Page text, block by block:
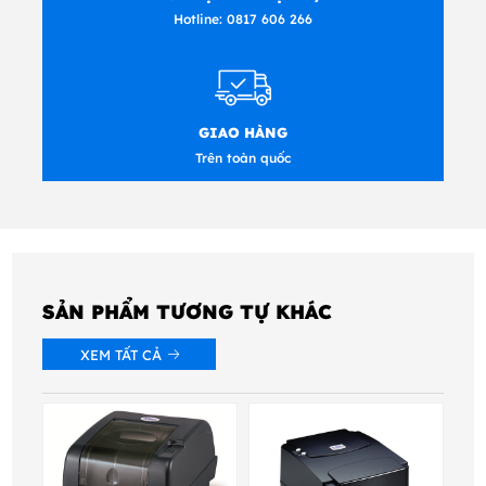
ngữ TPLE và TPLZ hộp
phần mềm thiết kế nhãn (có sẵn khi tải xuống)
• Đạt tiêu chuẩn ENERGY STAR®
Hotline: 0817 606 266
GIAO HÀNG
Trên toàn quốc
SẢN PHẨM TƯƠNG TỰ KHÁC
XEM TẤT CẢ